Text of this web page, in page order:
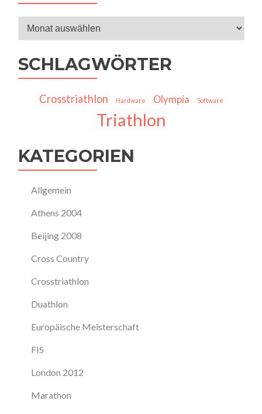
Archiv
SCHLAGWÖRTER
Crosstriathlon Hardware Olympia Software
Triathlon
KATEGORIEN
Allgemein
Athens 2004
Beijing 2008
Cross Country
Crosstriathlon
Duathlon
Europäische Meisterschaft
FIS
London 2012
Marathon